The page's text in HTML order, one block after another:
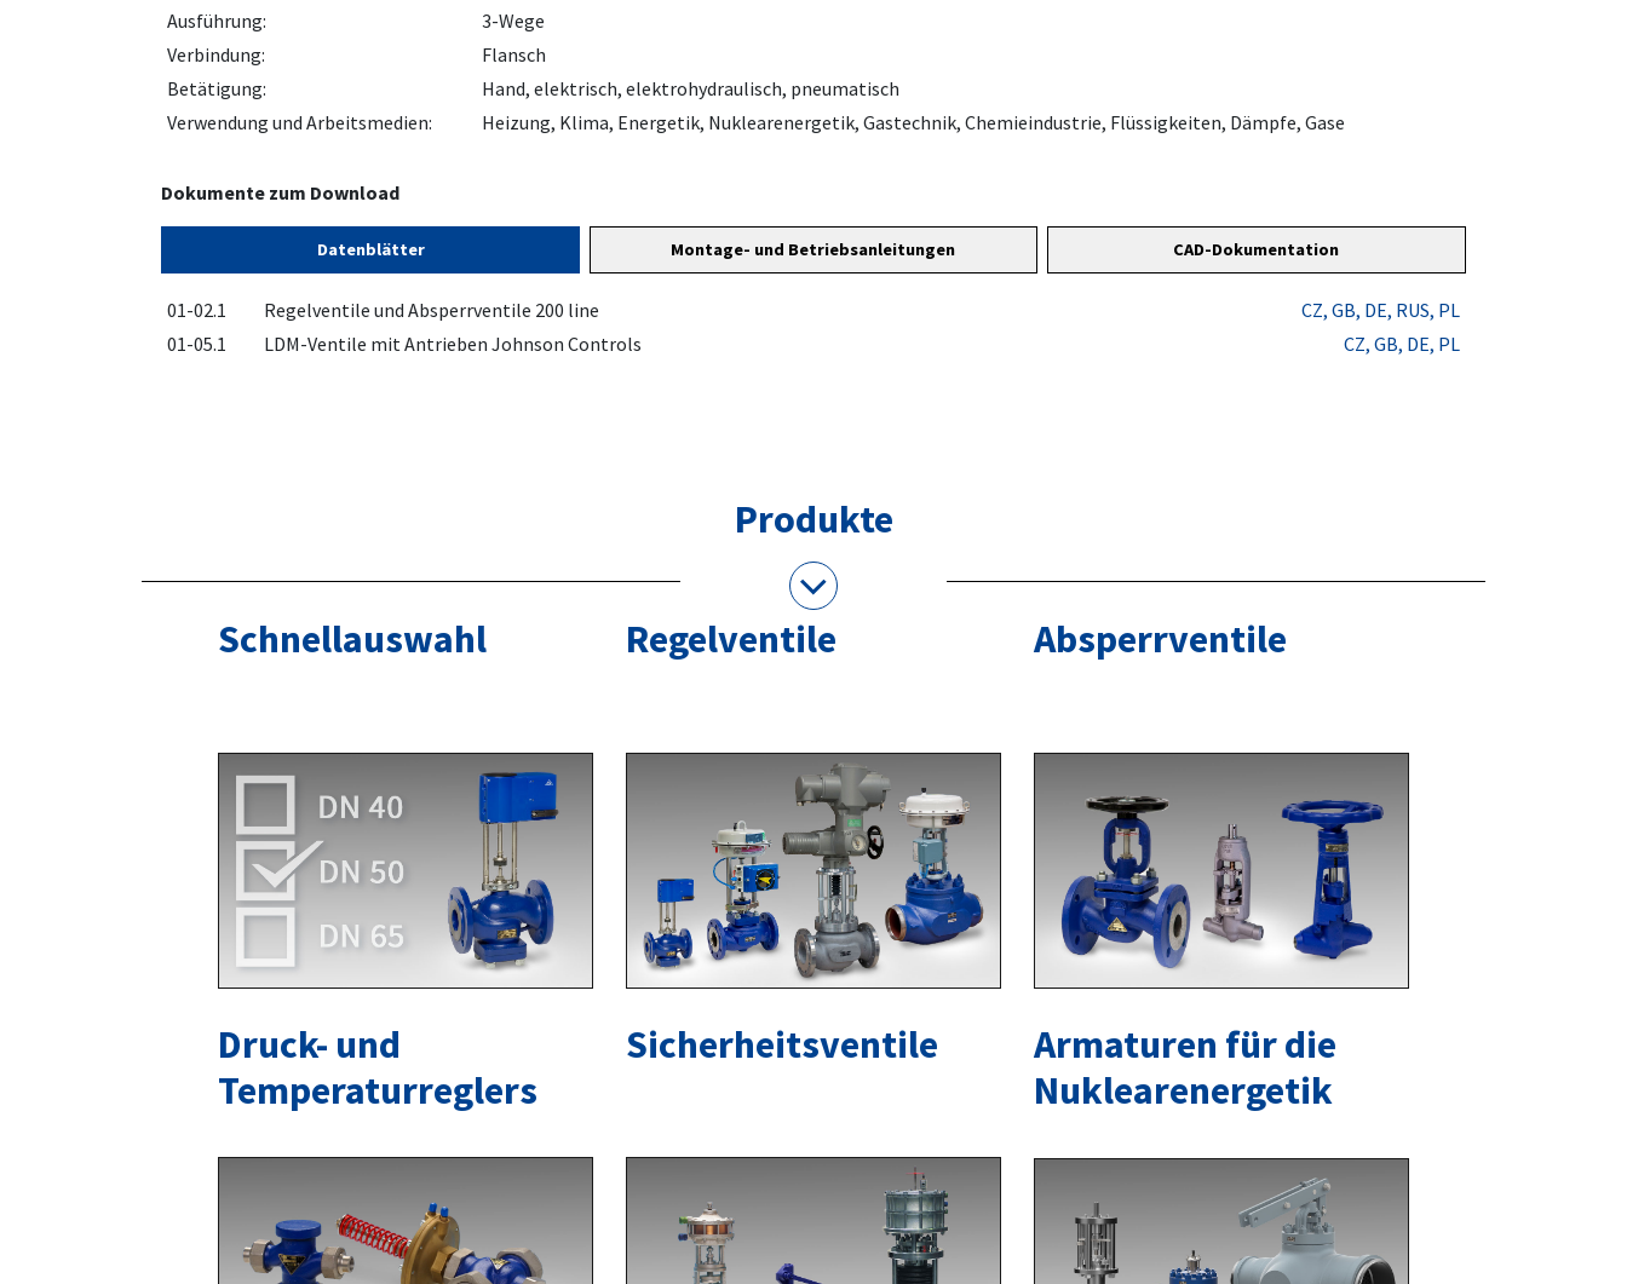
Ausführung:
3-Wege
Verbindung:
Flansch
Betätigung:
Hand, elektrisch, elektrohydraulisch, pneumatisch
Verwendung und Arbeitsmedien:
Heizung, Klima, Energetik, Nuklearenergetik, Gastechnik, Chemieindustrie, Flüssigkeiten, Dämpfe, Gase
Dokumente zum Download
Datenblätter Montage- und Betriebsanleitungen CAD-Dokumentation
01-02.1 Regelventile und Absperrventile 200 line CZ, GB, DE, RUS, PL
01-05.1
LDM-Ventile mit Antrieben Johnson Controls CZ, GB, DE, PL
Produkte
Schnellauswahl Regelventile Absperrventile
Druck- und
Temperaturreglers
Sicherheitsventile
Armaturen für die
Nuklearenergetik